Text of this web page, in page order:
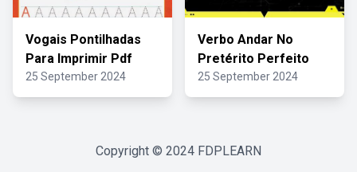
Vogais Pontilhadas
Para Imprimir Pdf
25 September 2024
Verbo Andar No
Pretérito Perfeito
25 September 2024
Copyright © 2024 FDPLEARN